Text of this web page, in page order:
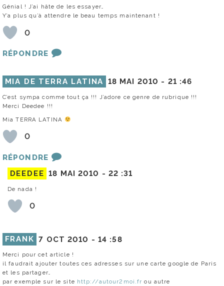
Génial ! J’ai hâte de les essayer…
Y’a plus qu’à attendre le beau temps maintenant !
0
RÉPONDRE
MIA DE TERRA LATINA 18 MAI 2010 - 21 :46
C’est sympa comme tout ça !!! J’adore ce genre de rubrique !!!
Merci Deedee !!!
Mia TERRA LATINA
0
RÉPONDRE
DEEDEE 18 MAI 2010 - 22 :31
De nada !
0
FRANK 7 OCT 2010 - 14 :58
Merci pour cet article !
il faudrait ajouter toutes ces adresses sur une carte google de Paris
et les partager…
par exemple sur le site http://autour2moi.fr ou autre